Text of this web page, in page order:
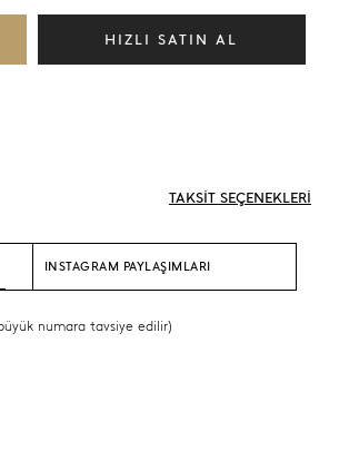
TAKSİT SEÇENEKLERİ
INSTAGRAM PAYLAŞIMLARI
numara tavsiye edilir)